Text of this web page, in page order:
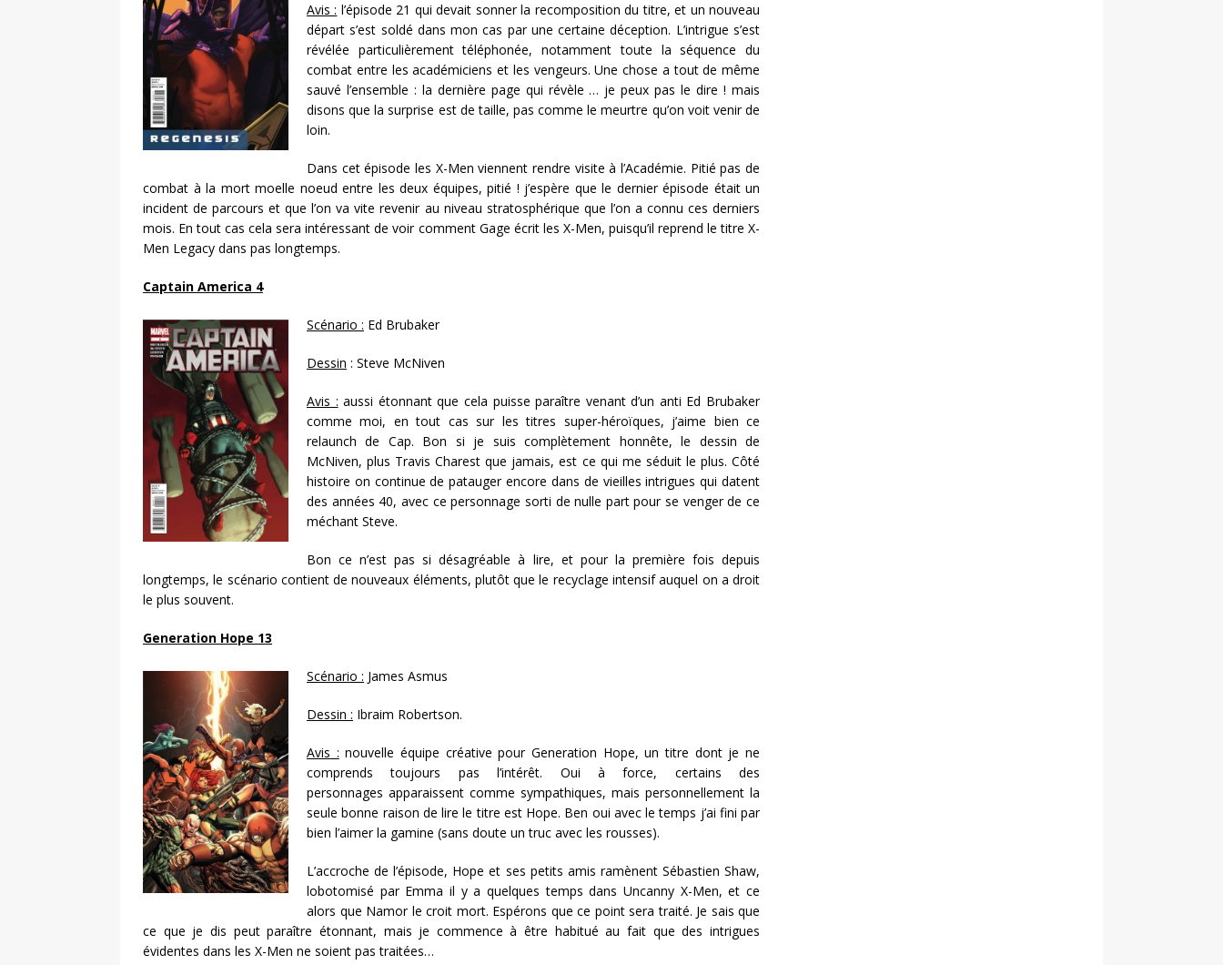
Avis : l’épisode 21 qui devait sonner la recomposition du titre, et un nouveau
départ s’est soldé dans mon cas par une certaine déception. L’intrigue s’est
révélée particulièrement téléphonée, notamment toute la séquence du
combat entre les académiciens et les vengeurs. Une chose a tout de même
sauvé l’ensemble : la dernière page qui révèle … je peux pas le dire ! mais
disons que la surprise est de taille, pas comme le meurtre qu’on voit venir de
loin.
Dans cet épisode les X-Men viennent rendre visite à l’Académie. Pitié pas de
combat à la mort moelle noeud entre les deux équipes, pitié ! j’espère que le dernier épisode était un
incident de parcours et que l’on va vite revenir au niveau stratosphérique que l’on a connu ces derniers
mois. En tout cas cela sera intéressant de voir comment Gage écrit les X-Men, puisqu’il reprend le titre X-
Men Legacy dans pas longtemps.
Captain America 4
Scénario : Ed Brubaker
Dessin : Steve McNiven
Avis : aussi étonnant que cela puisse paraître venant d’un anti Ed Brubaker
comme moi, en tout cas sur les titres super-héroïques, j’aime bien ce
relaunch de Cap. Bon si je suis complètement honnête, le dessin de
McNiven, plus Travis Charest que jamais, est ce qui me séduit le plus. Côté
histoire on continue de patauger encore dans de vieilles intrigues qui datent
des années 40, avec ce personnage sorti de nulle part pour se venger de ce
méchant Steve.
Bon ce n’est pas si désagréable à lire, et pour la première fois depuis
longtemps, le scénario contient de nouveaux éléments, plutôt que le recyclage intensif auquel on a droit
le plus souvent.
Generation Hope 13
Scénario : James Asmus
Dessin : Ibraim Robertson.
Avis : nouvelle équipe créative pour Generation Hope, un titre dont je ne
comprends toujours pas l’intérêt. Oui à force, certains des
personnages apparaissent comme sympathiques, mais personnellement la
seule bonne raison de lire le titre est Hope. Ben oui avec le temps j’ai fini par
bien l’aimer la gamine (sans doute un truc avec les rousses).
L’accroche de l’épisode, Hope et ses petits amis ramènent Sébastien Shaw,
lobotomisé par Emma il y a quelques temps dans Uncanny X-Men, et ce
alors que Namor le croit mort. Espérons que ce point sera traité. Je sais que
ce que je dis peut paraître étonnant, mais je commence à être habitué au fait que des intrigues
évidentes dans les X-Men ne soient pas traitées…